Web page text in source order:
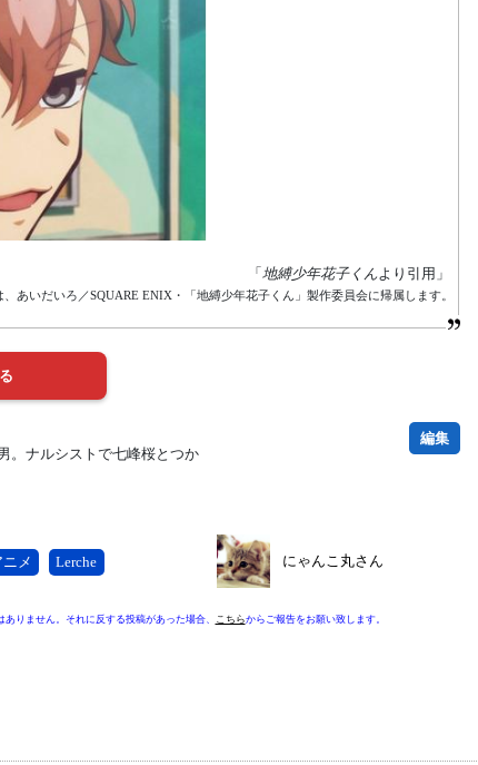
「地縛少年花子くんより引用」
、あいだいろ／SQUARE ENIX・「地縛少年花子くん」製作委員会に帰属します。
。ナルシストで七峰桜とつか
ニメ Lerche
編集
にゃんこ丸さん
りません。それに反する投稿があった場合、 こちらからご報告をお願い致します。